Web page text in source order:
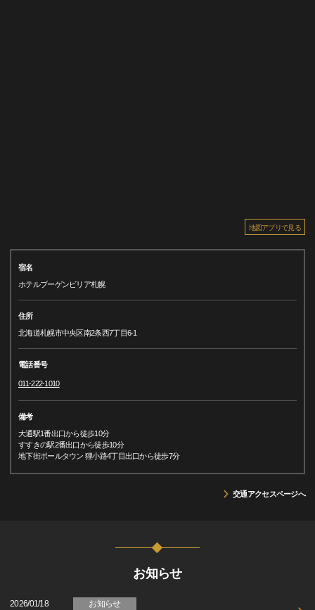
地図アプリで見る
宿名
ホテルブーゲンビリア札幌
住所
北海道札幌市中央区南2条西7丁目6-1
電話番号
011-222-1010
備考
大通駅1番出口から徒歩10分
すすきの駅2番出口から徒歩10分
地下街ポールタウン 狸小路4丁目出口から徒歩7分
交通アクセスページへ
お知らせ
2026/01/18 お知らせ